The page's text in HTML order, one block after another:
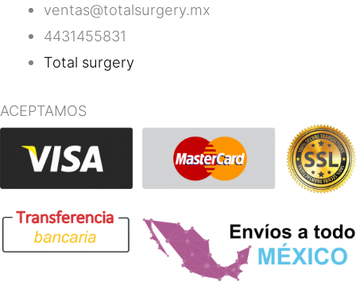
ventas@totalsurgery.mx
4431455831
Total surgery
ACEPTAMOS